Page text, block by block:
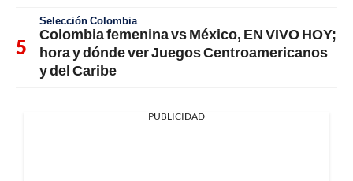
Selección Colombia
Colombia femenina vs México, EN VIVO HOY;
hora y dónde ver Juegos Centroamericanos
y del Caribe
PUBLICIDAD